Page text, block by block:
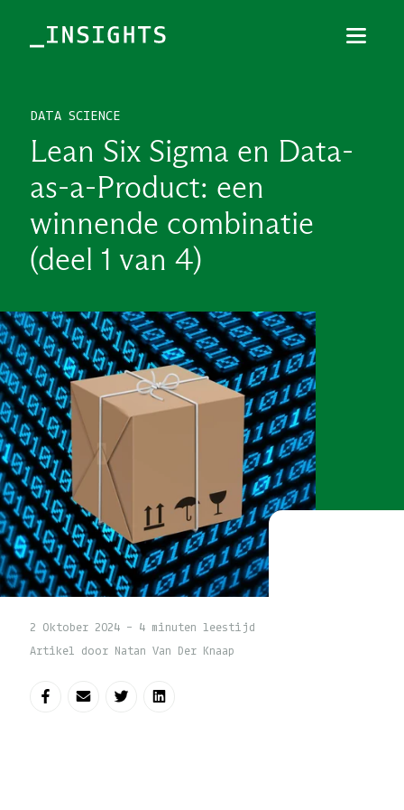
DATA SCIENCE
Lean Six Sigma en Data-
as-a-Product: een
winnende combinatie
(deel 1 van 4)
2 Oktober 2024 - 4 minuten leestijd
Artikel door Natan Van Der Knaap
TOPICS
BRANCHES
PODCAST